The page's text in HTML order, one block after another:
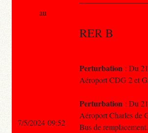
RER B
Perturbation : Du
Aéroport CDG 2 et
Perturbation : Du
Aéroport Charles de
Bus de remplacement.
au
7/5/2024 09:52